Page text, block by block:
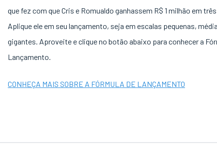
que fez com que Cris e Romualdo ganhassem R$ 1 milhão em
Aplique ele em seu lançamento, seja em escalas pequenas,
gigantes. Aproveite e clique no botão abaixo para conhecer a
Lançamento.
CONHEÇA MAIS SOBRE A FÓRMULA DE LANÇAMENTO